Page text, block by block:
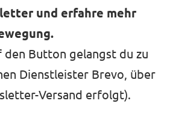
und erfahre mehr
den Button gelangst du zu
Dienstleister Brevo, über
Versand erfolgt).